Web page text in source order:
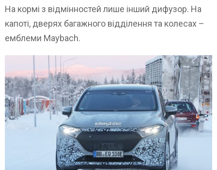
На кормі з відмінностей лише інший дифузор. На
капоті, дверях багажного відділення та колесах –
емблеми Maybach.